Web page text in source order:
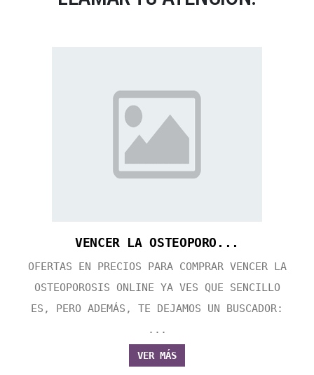
VENCER LA OSTEOPORO...
OFERTAS EN PRECIOS PARA COMPRAR VENCER LA
OSTEOPOROSIS ONLINE YA VES QUE SENCILLO
ES, PERO ADEMÁS, TE DEJAMOS UN BUSCADOR:
...
VER MÁS